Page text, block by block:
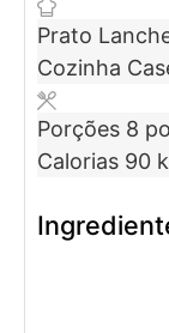
Prato
Cozinha
Porções 8
Calorias 90